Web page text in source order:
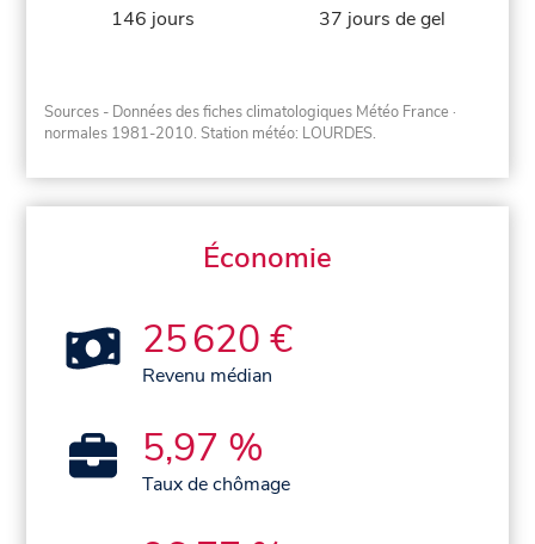
146 jours
37 jours de gel
Sources - Données des fiches climatologiques Météo France ·
normales 1981-2010. Station météo: LOURDES.
Économie
25 620 €
Revenu médian
5,97 %
Taux de chômage